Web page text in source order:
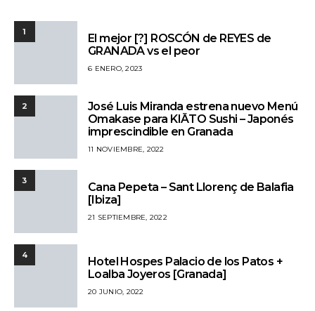
1
El mejor [?] ROSCÓN de REYES de
GRANADA vs el peor
6 ENERO, 2023
2
José Luis Miranda estrena nuevo Menú
Omakase para KIĀTO Sushi – Japonés
imprescindible en Granada
11 NOVIEMBRE, 2022
3
Cana Pepeta – Sant Llorenç de Balafia
[Ibiza]
21 SEPTIEMBRE, 2022
4
Hotel Hospes Palacio de los Patos +
Loalba Joyeros [Granada]
20 JUNIO, 2022